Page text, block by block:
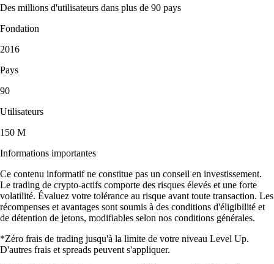
Des millions d'utilisateurs dans plus de 90 pays
Fondation
2016
Pays
90
Utilisateurs
150 M
Informations importantes
Ce contenu informatif ne constitue pas un conseil en investissement.
Le trading de crypto-actifs comporte des risques élevés et une forte
volatilité. Évaluez votre tolérance au risque avant toute transaction. Les
récompenses et avantages sont soumis à des conditions d'éligibilité et
de détention de jetons, modifiables selon nos conditions générales.
*Zéro frais de trading jusqu'à la limite de votre niveau Level Up.
D'autres frais et spreads peuvent s'appliquer.